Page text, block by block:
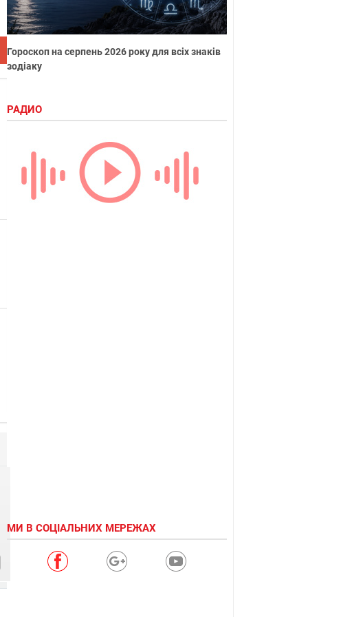
Гороскоп на серпень 2026 року для всіх знаків
зодіаку
РАДИО
МИ В СОЦІАЛЬНИХ МЕРЕЖАХ